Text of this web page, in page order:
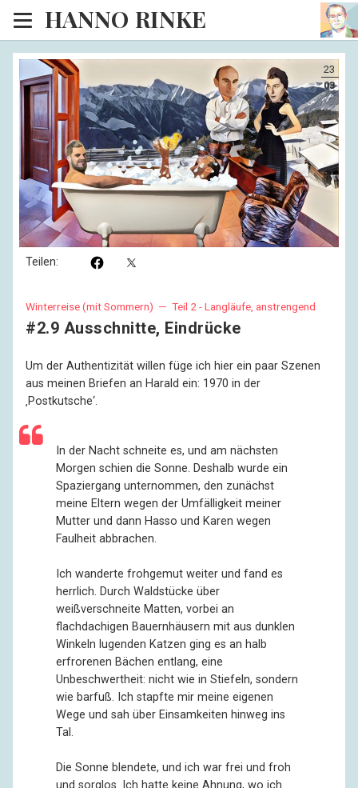
HANNO RINKE
Heim
EISINSEL
Sonntagspredigten
Blog
Lesesaal
Kinosaal
Teilen:
23
03
Winterreise (mit Sommern) — Teil 2 - Langläufe, anstrengend
#2.9 Ausschnitte, Eindrücke
Um der Authentizität willen füge ich hier ein paar Szenen
aus meinen Briefen an Harald ein: 1970 in der
‚Postkutsche‘.
In der Nacht schneite es, und am nächsten
Morgen schien die Sonne. Deshalb wurde ein
Spaziergang unternommen, den zunächst
meine Eltern wegen der Umfälligkeit meiner
Mutter und dann Hasso und Karen wegen
Faulheit abbrachen.
Ich wanderte frohgemut weiter und fand es
herrlich. Durch Waldstücke über
weißverschneite Matten, vorbei an
flachdachigen Bauernhäusern mit aus dunklen
Winkeln lugenden Katzen ging es an halb
erfrorenen Bächen entlang, eine
Unbeschwertheit: nicht wie in Stiefeln, sondern
wie barfuß. Ich stapfte mir meine eigenen
Wege und sah über Einsamkeiten hinweg ins
Tal.
Die Sonne blendete, und ich war frei und froh